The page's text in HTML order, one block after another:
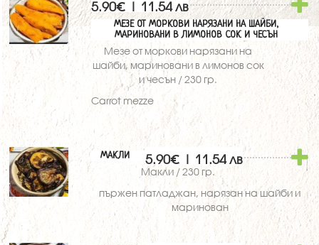
МЕЗЕ ОТ МОРКОВИ НАРЯЗАНИ НА ШАЙБИ,
МАРИНОВАНИ В ЛИМОНОВ СОК И ЧЕСЪН
Мезе от моркови нарязани на
шайби, мариновани в лимонов сок
и чесън / 230 гр.
5.90€ | 11.54 лв
Carrot mezze
МАКЛИ
Макли / 230 гр.
5.90€ | 11.54 лв
пържен патладжан, нарязан на шайби и
маринован